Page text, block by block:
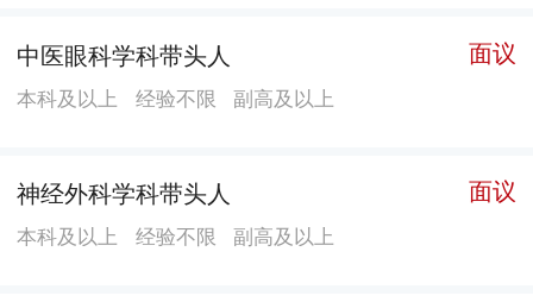
中医眼科学科带头人 面议
本科及以上 经验不限 副高及以上
神经外科学科带头人 面议
本科及以上 经验不限 副高及以上